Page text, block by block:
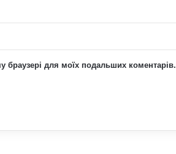
браузері для моїх подальших коментарів.